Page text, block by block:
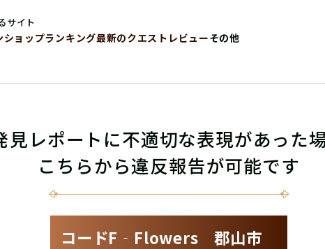
サイト
ショップランキング最新のクエストレビューその他
見レポートに不適切な表現があった
こちらから違反報告が可能です
コードF‐Flowers 郡山市